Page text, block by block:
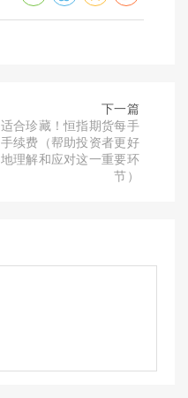
下一篇
适合珍藏！恒指期货每手
手续费（帮助投资者更好
地理解和应对这一重要环
节）